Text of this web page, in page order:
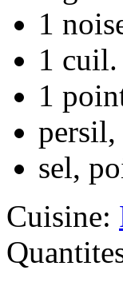
1
1 cuil.
1
sel,
Cuisine: